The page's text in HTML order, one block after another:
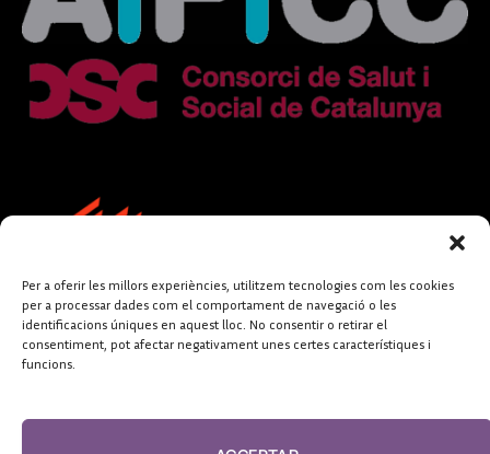
Per a oferir les millors experiències, utilitzem tecnologies com les cookies
per a processar dades com el comportament de navegació o les
identificacions úniques en aquest lloc. No consentir o retirar el
consentiment, pot afectar negativament unes certes característiques i
funcions.
FUNDACIÓ